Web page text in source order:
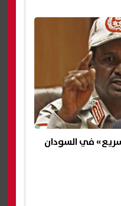
في السودان